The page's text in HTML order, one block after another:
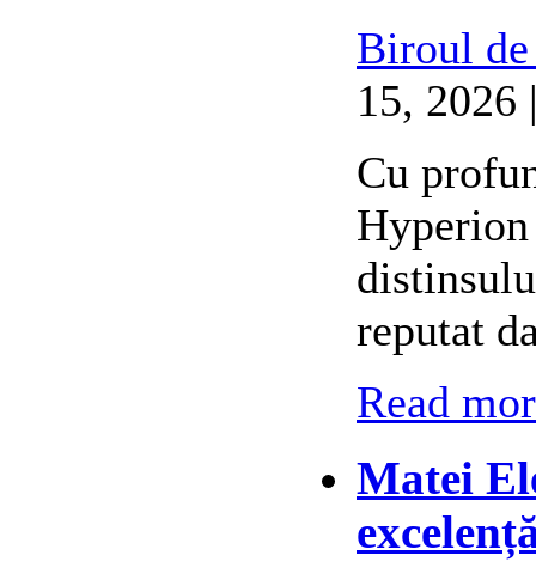
Biroul
15, 2026
Cu
reputat
Read
Matei